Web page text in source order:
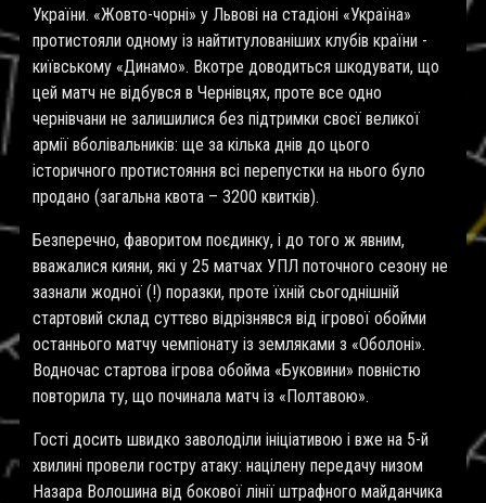
України. «Жовто-чорні» у Львові на стадіоні «Україна»
протистояли одному із найтитулованiших клубів країни -
київському «Динамо». Вкотре доводиться шкодувати, що
цей матч не відбувся в Чернівцях, проте все одно
чернiвчани не залишилися без підтримки своєї великої
армії вболівальників: ще за кілька днів до цього
iсторичного протистояння всі перепустки на нього було
продано (загальна квота – 3200 квитків).
Безперечно, фаворитом поєдинку, і до того ж явним,
вважалися кияни, які у 25 матчах УПЛ поточного сезону не
зазнали жодної (!) поразки, проте їхній сьогоднішній
стартовий склад суттєво відрізнявся від ігрової обойми
останнього матчу чемпіонату із земляками з «Оболоні».
Водночас стартова ігрова обойма «Буковини» повністю
повторила ту, що починала матч із «Полтавою».
Гості досить швидко заволоділи ініціативою і вже на 5-й
хвилині провели гостру атаку: націлену передачу низом
Назара Волошина від бокової лінії штрафного майданчика